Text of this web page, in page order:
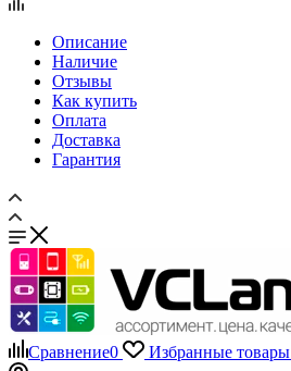
Описание
Наличие
Отзывы
Как купить
Оплата
Доставка
Гарантия
Сравнение0 Избранные товары